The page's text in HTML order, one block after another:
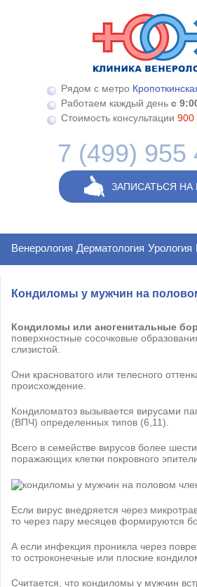
Рядом с метро
Работаем каждый день с
Стоимость консультации 900
7 (499) 955
ЗАПИСАТЬСЯ НА
Венерология Дерматология Урология
Кондиломы у мужчин на
Кондиломы или аногенитальные
поверхностные сосочковые
слизистой.
Они красноватого или телесного
происхождение.
Кондиломатоз вызывается вирусами
(ВПЧ) определенных типов (6,11).
Всего в семействе вирусов более
поражающих клетки покровного
Если вирус внедряется через
то через пару месяцев формируются
А если инфекция проникла через
то остроконечные или плоские
Считается, что кондиломы у мужчин